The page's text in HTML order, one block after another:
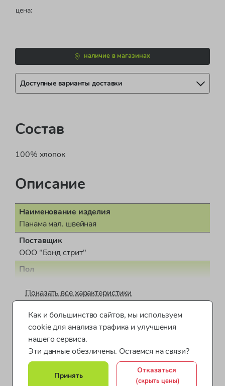
цена:
наличие в магазинах
Доступные варианты доставки
Состав
100% хлопок
Описание
Наименование изделия
Панама мал. швейная
Поставщик
ООО "Бонд стрит"
Пол
Страна производства
КНР (Китайская Народная Республика)
Документ о соответствии
ДЕАЭС № BY/112 11.01. ТР007 156.01 01023
Коллекция
BOYS ACCESSORIES
Показать все характеристики
Обувь и аксессуары Next
Панамы (панамки) для мальчиков
Товары для пляжа для мальчиков Одежда для мальчиков
Все категории товара >
Как и большинство сайтов, мы используем
cookie для анализа трафика и улучшения
нашего сервиса.
Эти данные обезличены. Остаемся на связи?
Принять
Отказаться
(скрыть цены)